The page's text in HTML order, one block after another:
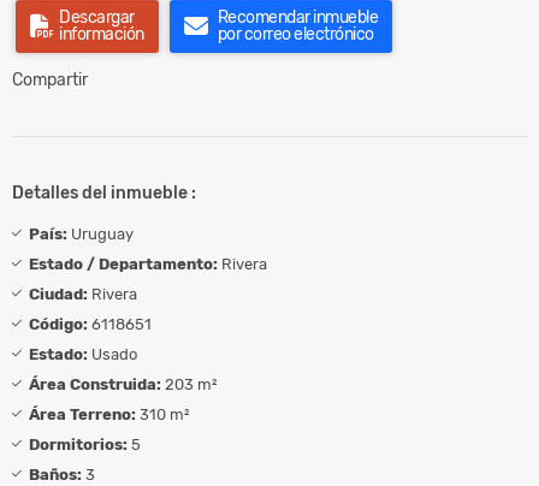
Descargar
información
Recomendar inmueble
por correo electrónico
Compartir
Detalles del inmueble :
País: Uruguay
Estado / Departamento: Rivera
Ciudad: Rivera
Código: 6118651
Estado: Usado
Área Construida: 203 m²
Área Terreno: 310 m²
Dormitorios: 5
Baños: 3